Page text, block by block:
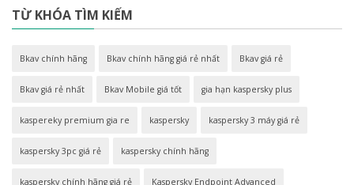
TỪ KHÓA TÌM KIẾM
Bkav chính hãng Bkav chính hãng giá rẻ nhất Bkav giá rẻ
Bkav giá rẻ nhất Bkav Mobile giá tốt gia hạn kaspersky plus
kaspereky premium gia re kaspersky kaspersky 3 máy giá rẻ
kaspersky 3pc giá rẻ kaspersky chính hãng
kaspersky chính hãng giá rẻ Kaspersky Endpoint Advanced